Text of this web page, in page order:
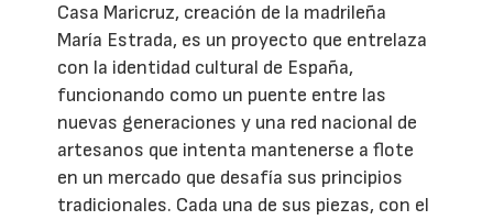
Casa Maricruz, creación de la madrileña
María Estrada, es un proyecto que entrelaza
con la identidad cultural de España,
funcionando como un puente entre las
nuevas generaciones y una red nacional de
artesanos que intenta mantenerse a flote
en un mercado que desafía sus principios
tradicionales. Cada una de sus piezas, con el